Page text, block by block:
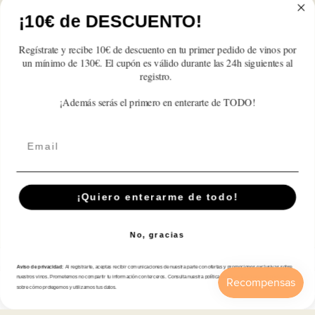
CuzcurritaCuzcurrita
Cuzcurrita Cuzcurrita
Reseñas de Clientes
Sé el primero en escribir una reseña
Write a review
Suscríbete A Nuestra Newsletter
Tienda
Atención al cliente
Cuenta Carrito
¡10€ de DESCUENTO!
Regístrate y recibe 10€ de descuento en tu primer pedido de vinos por
un mínimo de 130€. El cupón es válido durante las 24h siguientes al
registro.
¡Además serás el primero en enterarte de TODO!
¡Quiero enterarme de todo!
No, gracias
Aviso de privacidad: Al registrarte, aceptas recibir comunicaciones de nuestra parte con ofertas y promociones exclusivas sobre
nuestros vinos. Prometemos no compartir tu información con terceros. Consulta nuestra política de privacidad para más detalles
sobre cómo protegemos y utilizamos tus datos.